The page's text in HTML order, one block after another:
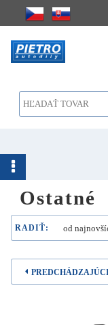
Ostatné
RADIŤ: